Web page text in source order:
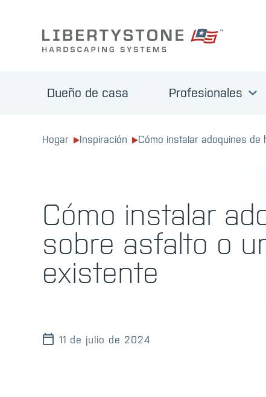
Dueño de casa Profesionales
Hogar Inspiración Cómo instalar adoquines
Cómo instalar
sobre asfalto o
existente
11 de julio de 2024